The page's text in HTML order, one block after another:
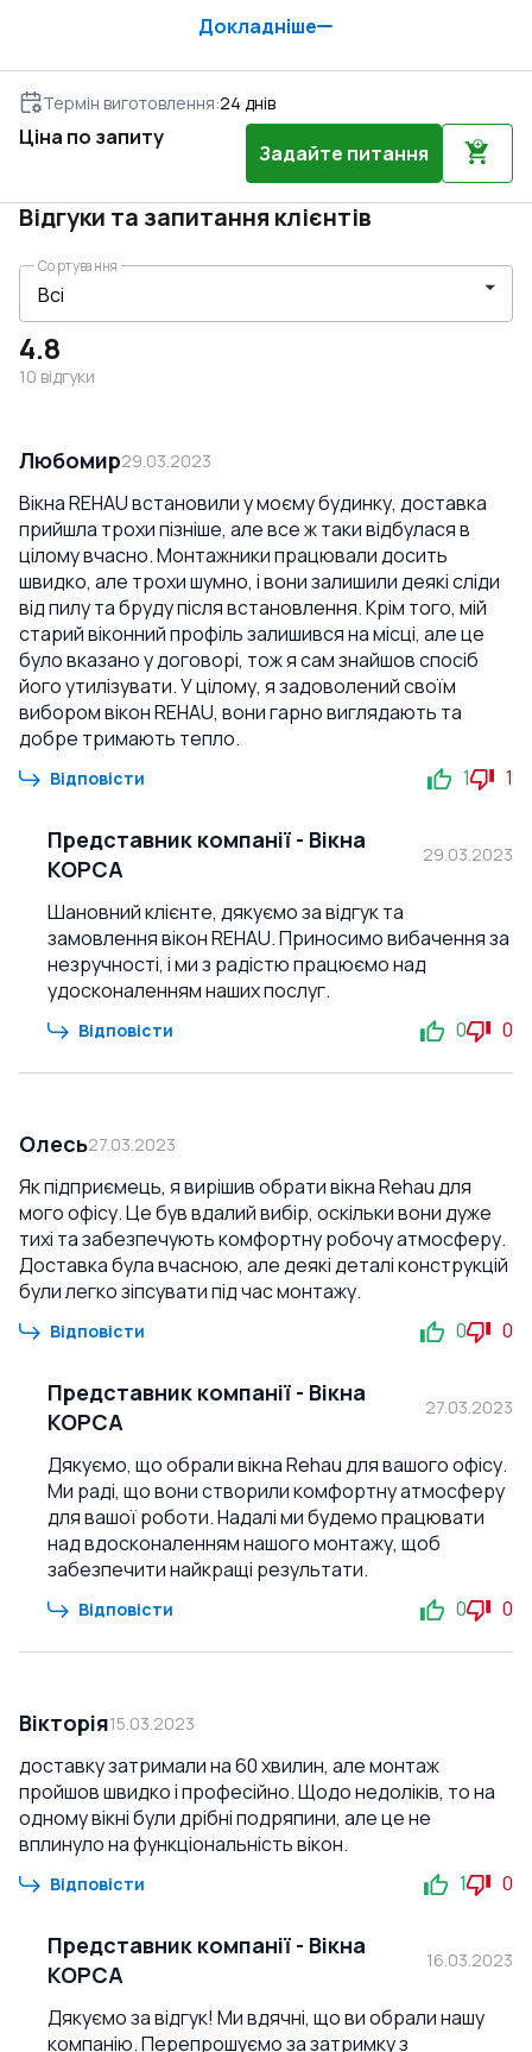
Докладніше
Термін виготовлення:24 днів
Ціна по запиту
Задайте питання
Відгуки та запитання клієнтів
4.8
10 відгуки
Сортування
Любомир29.03.2023
Вікна REHAU встановили у моєму будинку, доставка
прийшла трохи пізніше, але все ж таки відбулася в
цілому вчасно. Монтажники працювали досить
швидко, але трохи шумно, і вони залишили деякі сліди
від пилу та бруду після встановлення. Крім того, мій
старий віконний профіль залишився на місці, але це
було вказано у договорі, тож я сам знайшов спосіб
його утилізувати. У цілому, я задоволений своїм
вибором вікон REHAU, вони гарно виглядають та
добре тримають тепло.
Відповісти 1 1
Представник компанії - Вікна
КОРСА
29.03.2023
Шановний клієнте, дякуємо за відгук та
замовлення вікон REHAU. Приносимо вибачення за
незручності, і ми з радістю працюємо над
удосконаленням наших послуг.
Відповісти 0 0
Олесь27.03.2023
Як підприємець, я вирішив обрати вікна Rehau для
мого офісу. Це був вдалий вибір, оскільки вони дуже
тихі та забезпечують комфортну робочу атмосферу.
Доставка була вчасною, але деякі деталі конструкцій
були легко зіпсувати під час монтажу.
Відповісти 0 0
Представник компанії - Вікна
КОРСА
27.03.2023
Дякуємо, що обрали вікна Rehau для вашого офісу.
Ми раді, що вони створили комфортну атмосферу
для вашої роботи. Надалі ми будемо працювати
над вдосконаленням нашого монтажу, щоб
забезпечити найкращі результати.
Відповісти 0 0
Вікторія15.03.2023
доставку затримали на 60 хвилин, але монтаж
пройшов швидко і професійно. Щодо недоліків, то на
одному вікні були дрібні подряпини, але це не
вплинуло на функціональність вікон.
Відповісти 1 0
Представник компанії - Вікна
КОРСА
16.03.2023
Дякуємо за відгук! Ми вдячні, що ви обрали нашу
компанію. Перепрошуємо за затримку з